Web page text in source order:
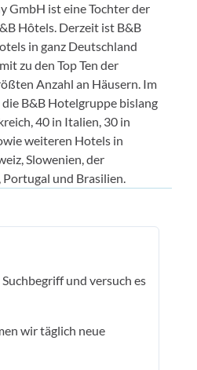
GmbH ist eine Tochter der
Hôtels. Derzeit ist B&B
in ganz Deutschland
zu den Top Ten der
Anzahl an Häusern. Im
B&B Hotelgruppe bislang
40 in Italien, 30 in
weiteren Hotels in
Slowenien, der
Portugal und Brasilien.
und versuch es
wir täglich neue